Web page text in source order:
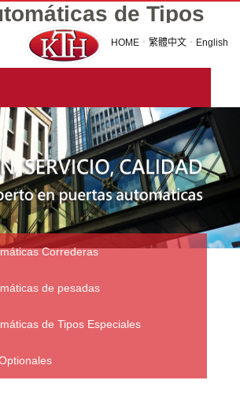
de Tipos
HOME ． 繁體中文 ． English
Correderas
de pesadas
de Tipos Especiales